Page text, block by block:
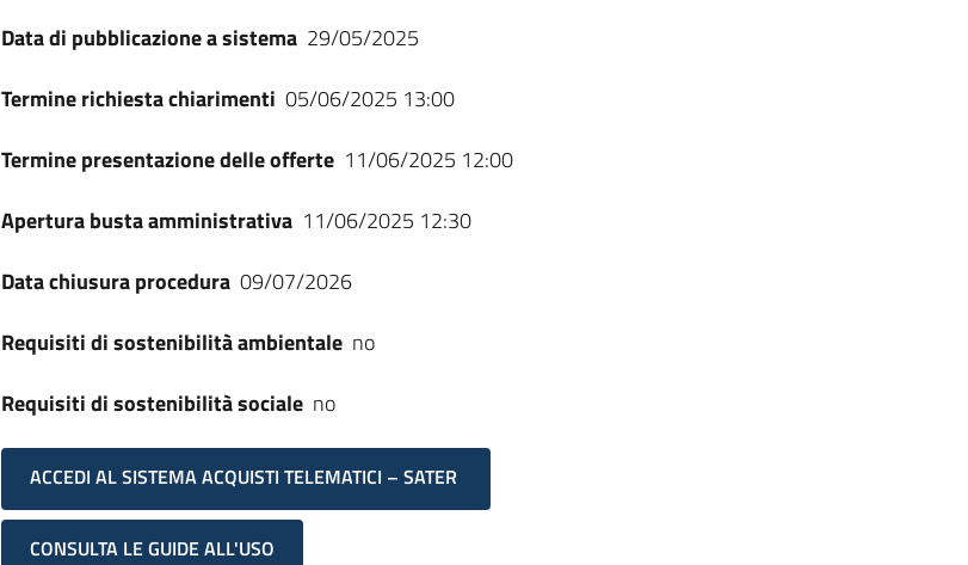
Data di pubblicazione a sistema 29/05/2025
Termine richiesta chiarimenti 05/06/2025 13:00
Termine presentazione delle offerte 11/06/2025 12:00
Apertura busta amministrativa 11/06/2025 12:30
Data chiusura procedura 09/07/2026
Requisiti di sostenibilità ambientale no
Requisiti di sostenibilità sociale no
ACCEDI AL SISTEMA ACQUISTI TELEMATICI – SATER
CONSULTA LE GUIDE ALL'USO